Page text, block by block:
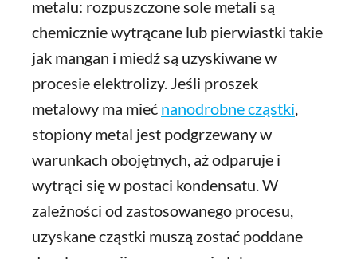
metalu: rozpuszczone sole metali są
chemicznie wytrącane lub pierwiastki takie
jak mangan i miedź są uzyskiwane w
procesie elektrolizy. Jeśli proszek
metalowy ma mieć nanodrobne cząstki,
stopiony metal jest podgrzewany w
warunkach obojętnych, aż odparuje i
wytrąci się w postaci kondensatu. W
zależności od zastosowanego procesu,
uzyskane cząstki muszą zostać poddane